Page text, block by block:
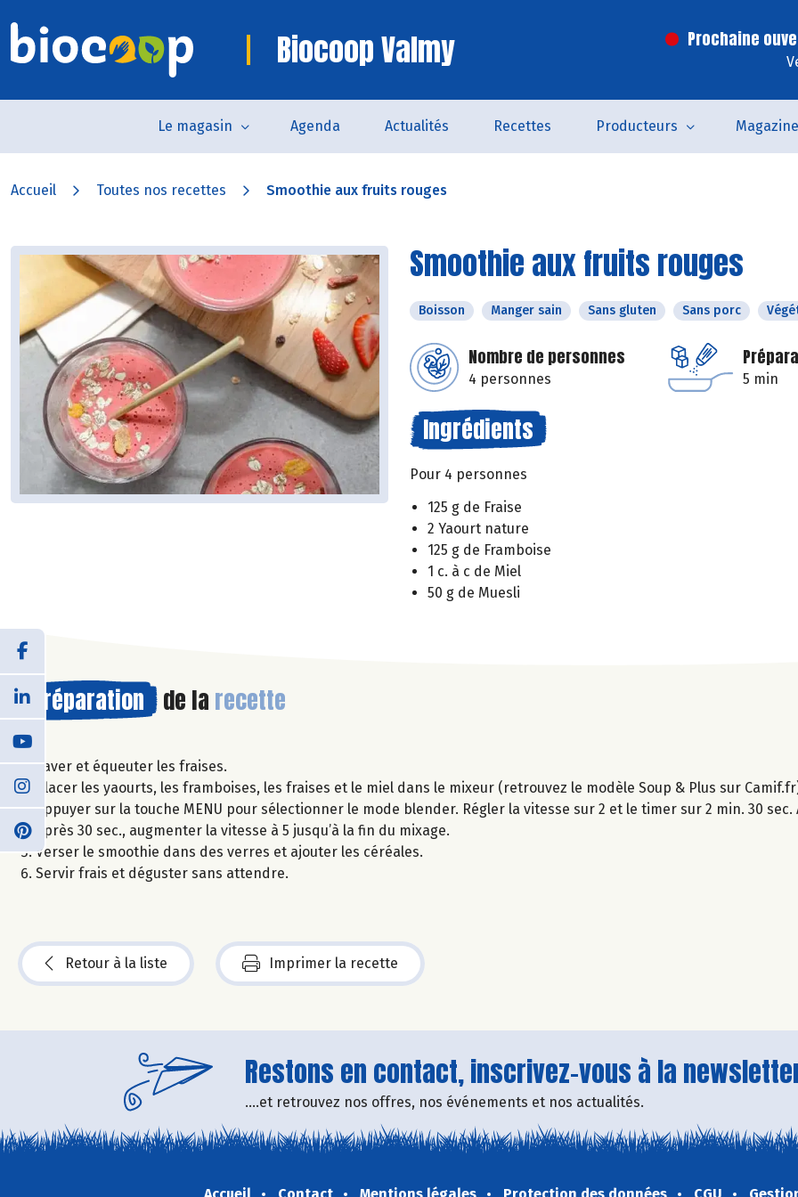
Biocoop Valmy Prochaine
Le magasin Agenda Actualités Recettes Producteurs
Accueil Toutes nos recettes Smoothie aux fruits rouges
Smoothie aux fruits rouges
Boisson Manger sain Sans gluten Sans porc
Nombre de personnes
4 personnes 5 min
Ingrédients
Pour 4 personnes
125 g de Fraise
2 Yaourt nature
125 g de Framboise
1 c. à c de Miel
50 g de Muesli
Préparation de la recette
Laver et équeuter les fraises.
Placer les yaourts, les framboises, les fraises et le miel dans le mixeur (retrouvez le modèle Soup & Plus sur
Appuyer sur la touche MENU pour sélectionner le mode blender. Régler la vitesse sur 2 et le timer sur 2 min. 30 sec.
Après 30 sec., augmenter la vitesse à 5 jusqu’à la fin du mixage.
Verser le smoothie dans des verres et ajouter les céréales.
Servir frais et déguster sans attendre.
Retour à la liste Imprimer la recette
Restons en contact, inscrivez-vous à la
....et retrouvez nos offres, nos événements et nos actualités.